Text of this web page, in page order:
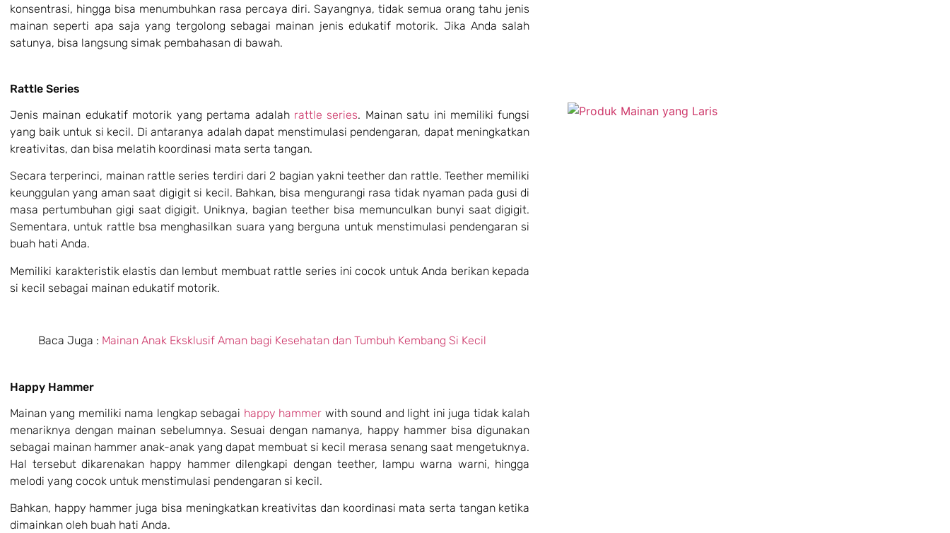
konsentrasi, hingga bisa menumbuhkan rasa percaya diri. Sayangnya, tidak semua orang tahu jenis
mainan seperti apa saja yang tergolong sebagai mainan jenis edukatif motorik. Jika Anda salah
satunya, bisa langsung simak pembahasan di bawah.
Rattle Series
Jenis mainan edukatif motorik yang pertama adalah rattle series. Mainan satu ini memiliki fungsi
yang baik untuk si kecil. Di antaranya adalah dapat menstimulasi pendengaran, dapat meningkatkan
kreativitas, dan bisa melatih koordinasi mata serta tangan.
Secara terperinci, mainan rattle series terdiri dari 2 bagian yakni teether dan rattle. Teether memiliki
keunggulan yang aman saat digigit si kecil. Bahkan, bisa mengurangi rasa tidak nyaman pada gusi di
masa pertumbuhan gigi saat digigit. Uniknya, bagian teether bisa memunculkan bunyi saat digigit.
Sementara, untuk rattle bsa menghasilkan suara yang berguna untuk menstimulasi pendengaran si
buah hati Anda.
Memiliki karakteristik elastis dan lembut membuat rattle series ini cocok untuk Anda berikan kepada
si kecil sebagai mainan edukatif motorik.
Baca Juga : Mainan Anak Eksklusif Aman bagi Kesehatan dan Tumbuh Kembang Si Kecil
Happy Hammer
Mainan yang memiliki nama lengkap sebagai happy hammer with sound and light ini juga tidak kalah
menariknya dengan mainan sebelumnya. Sesuai dengan namanya, happy hammer bisa digunakan
sebagai mainan hammer anak-anak yang dapat membuat si kecil merasa senang saat mengetuknya.
Hal tersebut dikarenakan happy hammer dilengkapi dengan teether, lampu warna warni, hingga
melodi yang cocok untuk menstimulasi pendengaran si kecil.
Bahkan, happy hammer juga bisa meningkatkan kreativitas dan koordinasi mata serta tangan ketika
dimainkan oleh buah hati Anda.